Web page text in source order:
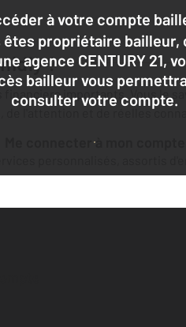
à votre compte
êtes propriétaire bailleur,
agence CENTURY 21,
bailleur vous
consulter votre compte.
Me connecter à mon compte
?
importants. Vous le
l'attention et de réelles
personnalisés, assortis